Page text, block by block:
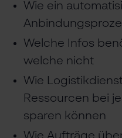
Wie ein
Welche Infos
welche nicht
Wie
Ressourcen bei
sparen können